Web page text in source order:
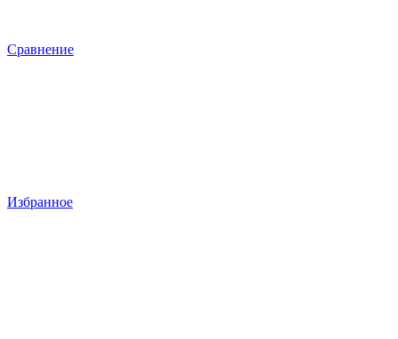
Сравнение
Избранное